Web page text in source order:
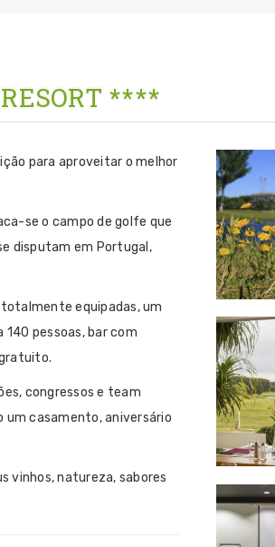
****
para aproveitar o melhor
se o campo de golfe que
disputam em Portugal,
totalmente equipadas, um
pessoas, bar com
congressos e team
um casamento, aniversário
vinhos, natureza, sabores